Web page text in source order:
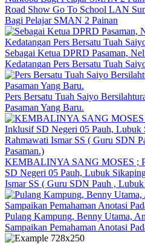
Road Show Go To School LAN
Bagi Pelajar SMAN 2 Painan
Sebagai Ketua DPRD Pasaman,
Kedatangan Pers Bersatu Tuah
Pers Bersatu Tuah Saiyo
Pasaman Yang Baru.
KEMBALINYA SANG MOSES ;
SD Negeri 05 Pauh, Lubuk
Ismar SS ( Guru SDN Pauh ,
Pulang Kampung, Benny Utama,
Sampaikan Pemahaman Anotasi